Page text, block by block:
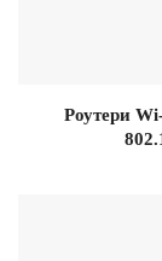
Роутери